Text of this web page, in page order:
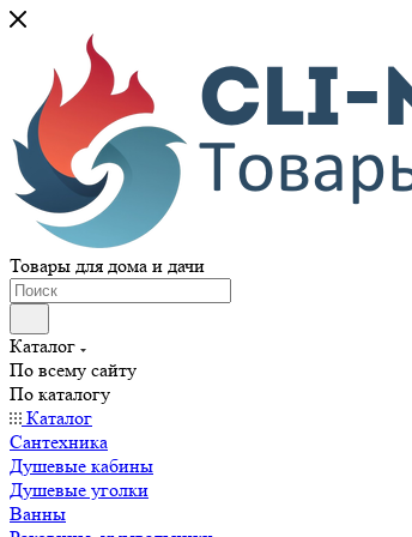
Товары для дома и дачи
Каталог
По всему сайту
По каталогу
Каталог
Сантехника
Душевые кабины
Душевые уголки
Ванны